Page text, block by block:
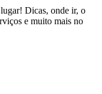
Dicas, onde ir, o
e muito mais no